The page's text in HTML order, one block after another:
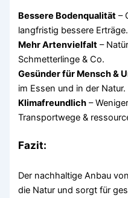
Bessere Bodenqualität –
langfristig bessere Erträge.
Mehr Artenvielfalt –
Schmetterlinge & Co.
Gesünder für Mensch &
im Essen und in der Natur.
Klimafreundlich –
Transportwege &
Fazit:
Der nachhaltige Anbau
die Natur und sorgt für